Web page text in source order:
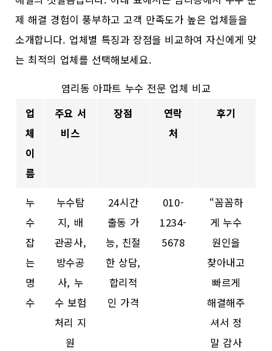
제 해결 경험이 풍부하고 고객 만족도가 높은 업체들을
소개합니다. 업체별 특징과 장점을 비교하여 자신에게 맞
는 최적의 업체를 선택해보세요.
염리동 아파트 누수 전문 업체 비교
업
체
이
름
주요 서
비스
장점
연락
처
후기
누
수
잡
는
명
수
누수탐
지, 배
관공사,
방수공
사, 누
수 보험
처리 지
원
24시간
출동 가
능, 친절
한 상담,
합리적
인 가격
010-
1234-
5678
“꼼꼼하
게 누수
원인을
찾아내고
빠르게
해결해주
셔서 정
말 감사